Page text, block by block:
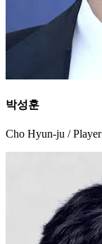
박성훈
Cho Hyun-ju /